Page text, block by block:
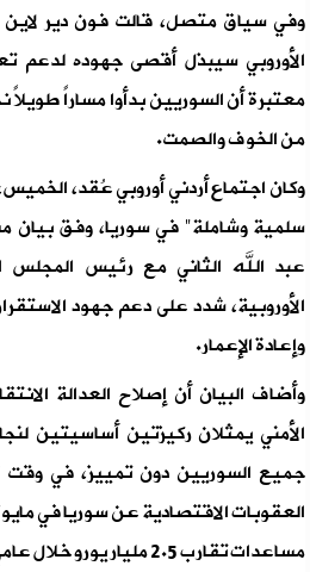
وفي سياق متصل، قالت فون دير
الأوروبي سيبذل أقصى جهوده لدعم
معتبرة أن السوريين بدأوا مساراً
من الخوف والصمت.
وكان اجتماع أردني أوروبي عُقد،
سلمية وشاملة" في سوريا، وفق
عبد الله الثاني مع رئيس المجلس
الأوروبية، شدد على دعم جهود
وإعادة الإعمار.
وأضاف البيان أن إصلاح العدالة
الأمني يمثلان ركيزتين أساسيتين
جميع السوريين دون تمييز، في وقت
العقوبات الاقتصادية عن سوريا في
مساعدات تقارب 2.5 مليار يورو خلال عامي 2025 و2026.